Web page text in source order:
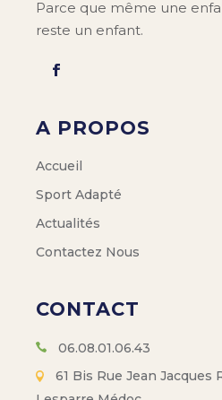
Parce que même une
reste un enfant.
A PROPOS
Accueil
Sport Adapté
Actualités
Contactez Nous
CONTACT
06.08.01.06.43
61 Bis Rue Jean Jacques